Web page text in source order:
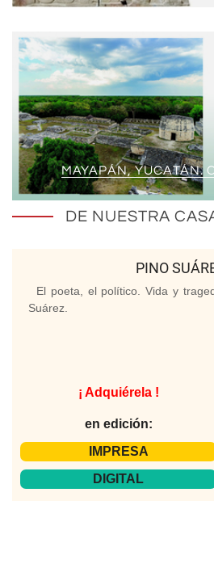
MAYAPÁN, YUCATÁN.
DE NUESTRA
PINO
El poeta, el político. Vida y
Suárez.
¡ Adquiérela !
en edición:
IMPRESA
DIGITAL